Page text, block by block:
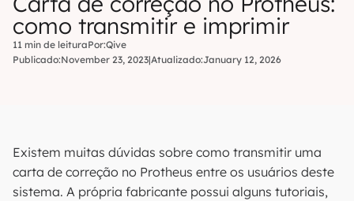
como transmitir e imprimir
11 min de leituraPor:Qive
Publicado:November 23, 2023|Atualizado:January 12, 2026
Existem muitas dúvidas sobre como transmitir uma
carta de correção no Protheus entre os usuários deste
sistema. A própria fabricante possui alguns tutoriais,